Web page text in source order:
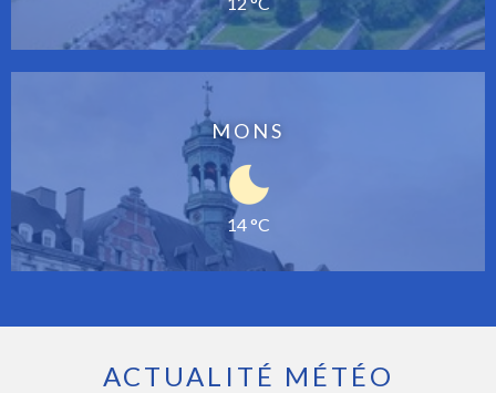
MONS
14 °C
ACTUALITÉ MÉTÉO